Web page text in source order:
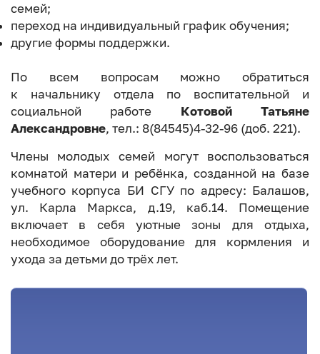
семей;
переход на индивидуальный график обучения;
другие формы поддержки.
По всем вопросам можно обратиться
к начальнику отдела по воспитательной и
социальной работе Котовой Татьяне
Александровне, тел.: 8(84545)4-32-96 (доб. 221).
Члены молодых семей могут воспользоваться
комнатой матери и ребёнка, созданной на базе
учебного корпуса БИ СГУ по адресу: Балашов,
ул. Карла Маркса, д.19, каб.14. Помещение
включает в себя уютные зоны для отдыха,
необходимое оборудование для кормления и
ухода за детьми до трёх лет.